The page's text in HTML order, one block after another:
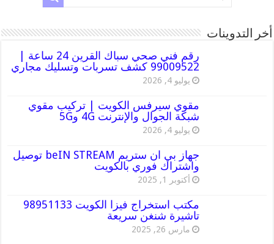
أخر التدوينات
رقم فني صحي سباك القرين 24 ساعة |
99009522 كشف تسربات وتسليك مجاري
يوليو 4, 2026
مقوي سيرفس الكويت | تركيب مقوي
شبكة الجوال والإنترنت 4G و5G
يوليو 4, 2026
جهاز بي ان ستريم beIN STREAM توصيل
واشتراك فوري بالكويت
أكتوبر 1, 2025
مكتب استخراج فيزا الكويت 98951133
تاشيرة شنغن سريعة
مارس 26, 2025